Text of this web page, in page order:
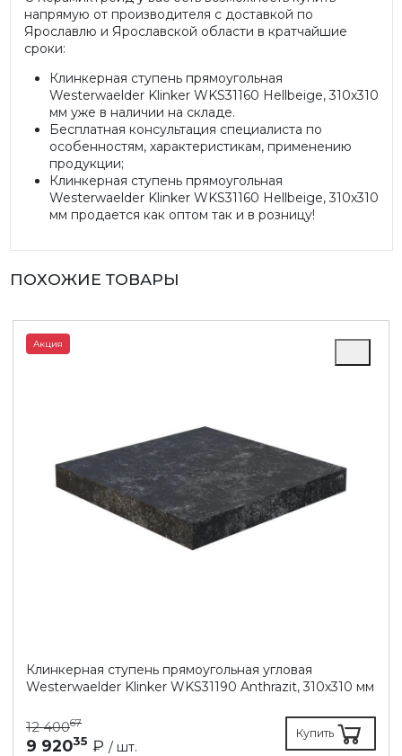
напрямую от производителя с доставкой по
Ярославлю и Ярославской области в кратчайшие
сроки:
Клинкерная ступень прямоугольная
Westerwaelder Klinker WKS31160 Hellbeige, 310х310
мм уже в наличии на складе.
Бесплатная консультация специалиста по
особенностям, характеристикам, применению
продукции;
Клинкерная ступень прямоугольная
Westerwaelder Klinker WKS31160 Hellbeige, 310х310
мм продается как оптом так и в розницу!
ПОХОЖИЕ ТОВАРЫ
Акция
Клинкерная ступень прямоугольная угловая
Westerwaelder Klinker WKS31190 Anthrazit, 310х310 мм
12 40067
9 92035 ₽ / шт.
Купить